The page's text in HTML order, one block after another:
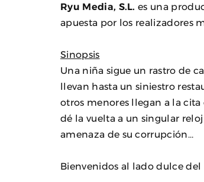
Ryu Media, S.L. es una
apuesta por los realizadores
Sinopsis
Una niña sigue un rastro de
llevan hasta un siniestro
otros menores llegan a la
dé la vuelta a un singular
amenaza de su corrupción…
Bienvenidos al lado dulce del